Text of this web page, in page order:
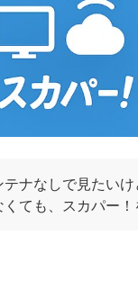
テナなしで見たい
ても、スカパー